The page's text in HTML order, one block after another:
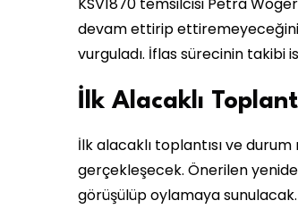
KSV1870 temsilcisi Petra
devam ettirip
vurguladı. İflas sürecinin takibi
İlk Alacaklı
İlk alacaklı toplantısı ve
gerçekleşecek. Önerilen
görüşülüp oylamaya